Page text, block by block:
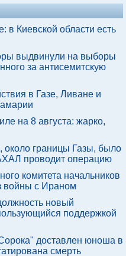
в Киевской области есть
выдвинули на выборы
за антисемитскую
в Газе, Ливане и
на 8 августа: жарко,
около границы Газы, было
проводит операцию
комитета начальников
с Ираном
новый
поддержкой
доставлен юноша в
смерть